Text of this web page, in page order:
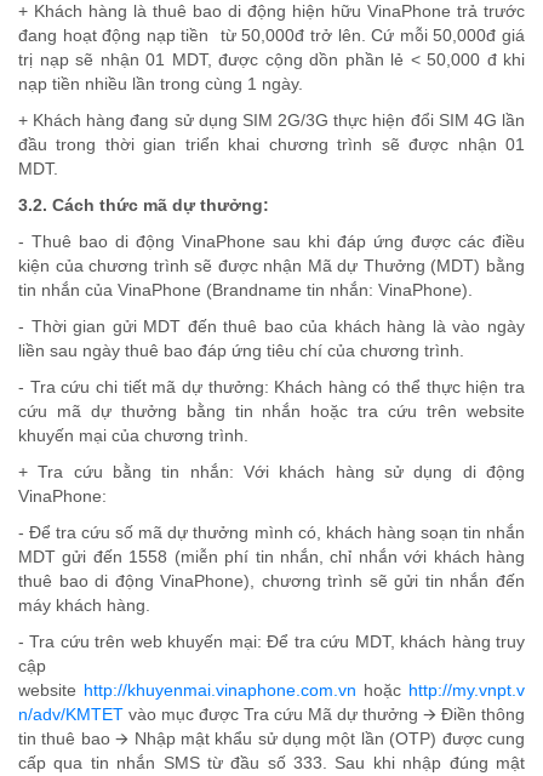
+ Khách hàng là thuê bao di động hiện hữu VinaPhone trả trước
đang hoạt động nạp tiền từ 50,000đ trở lên. Cứ mỗi 50,000đ giá
trị nạp sẽ nhận 01 MDT, được cộng dồn phần lẻ < 50,000 đ khi
nạp tiền nhiều lần trong cùng 1 ngày.
+ Khách hàng đang sử dụng SIM 2G/3G thực hiện đổi SIM 4G lần
đầu trong thời gian triển khai chương trình sẽ được nhận 01
MDT.
3.2. Cách thức mã dự thưởng:
- Thuê bao di động VinaPhone sau khi đáp ứng được các điều
kiện của chương trình sẽ được nhận Mã dự Thưởng (MDT) bằng
tin nhắn của VinaPhone (Brandname tin nhắn: VinaPhone).
- Thời gian gửi MDT đến thuê bao của khách hàng là vào ngày
liền sau ngày thuê bao đáp ứng tiêu chí của chương trình.
- Tra cứu chi tiết mã dự thưởng: Khách hàng có thể thực hiện tra
cứu mã dự thưởng bằng tin nhắn hoặc tra cứu trên website
khuyến mại của chương trình.
+ Tra cứu bằng tin nhắn: Với khách hàng sử dụng di động
VinaPhone:
- Để tra cứu số mã dự thưởng mình có, khách hàng soạn tin nhắn
MDT gửi đến 1558 (miễn phí tin nhắn, chỉ nhắn với khách hàng
thuê bao di động VinaPhone), chương trình sẽ gửi tin nhắn đến
máy khách hàng.
- Tra cứu trên web khuyến mại: Để tra cứu MDT, khách hàng truy
cập
website http://khuyenmai.vinaphone.com.vn hoặc http://my.vnpt.v
n/adv/KMTET vào mục được Tra cứu Mã dự thưởng 🡪 Điền thông
tin thuê bao 🡪 Nhập mật khẩu sử dụng một lần (OTP) được cung
cấp qua tin nhắn SMS từ đầu số 333. Sau khi nhập đúng mật